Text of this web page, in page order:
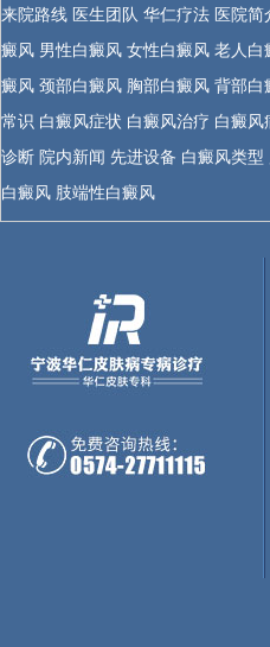
来院路线 医生团队 华仁疗法 医院简
癜风 男性白癜风 女性白癜风 老人白
癜风 颈部白癜风 胸部白癜风 背部白
常识 白癜风症状 白癜风治疗 白癜风
诊断 院内新闻 先进设备 白癜风类型
白癜风 肢端性白癜风